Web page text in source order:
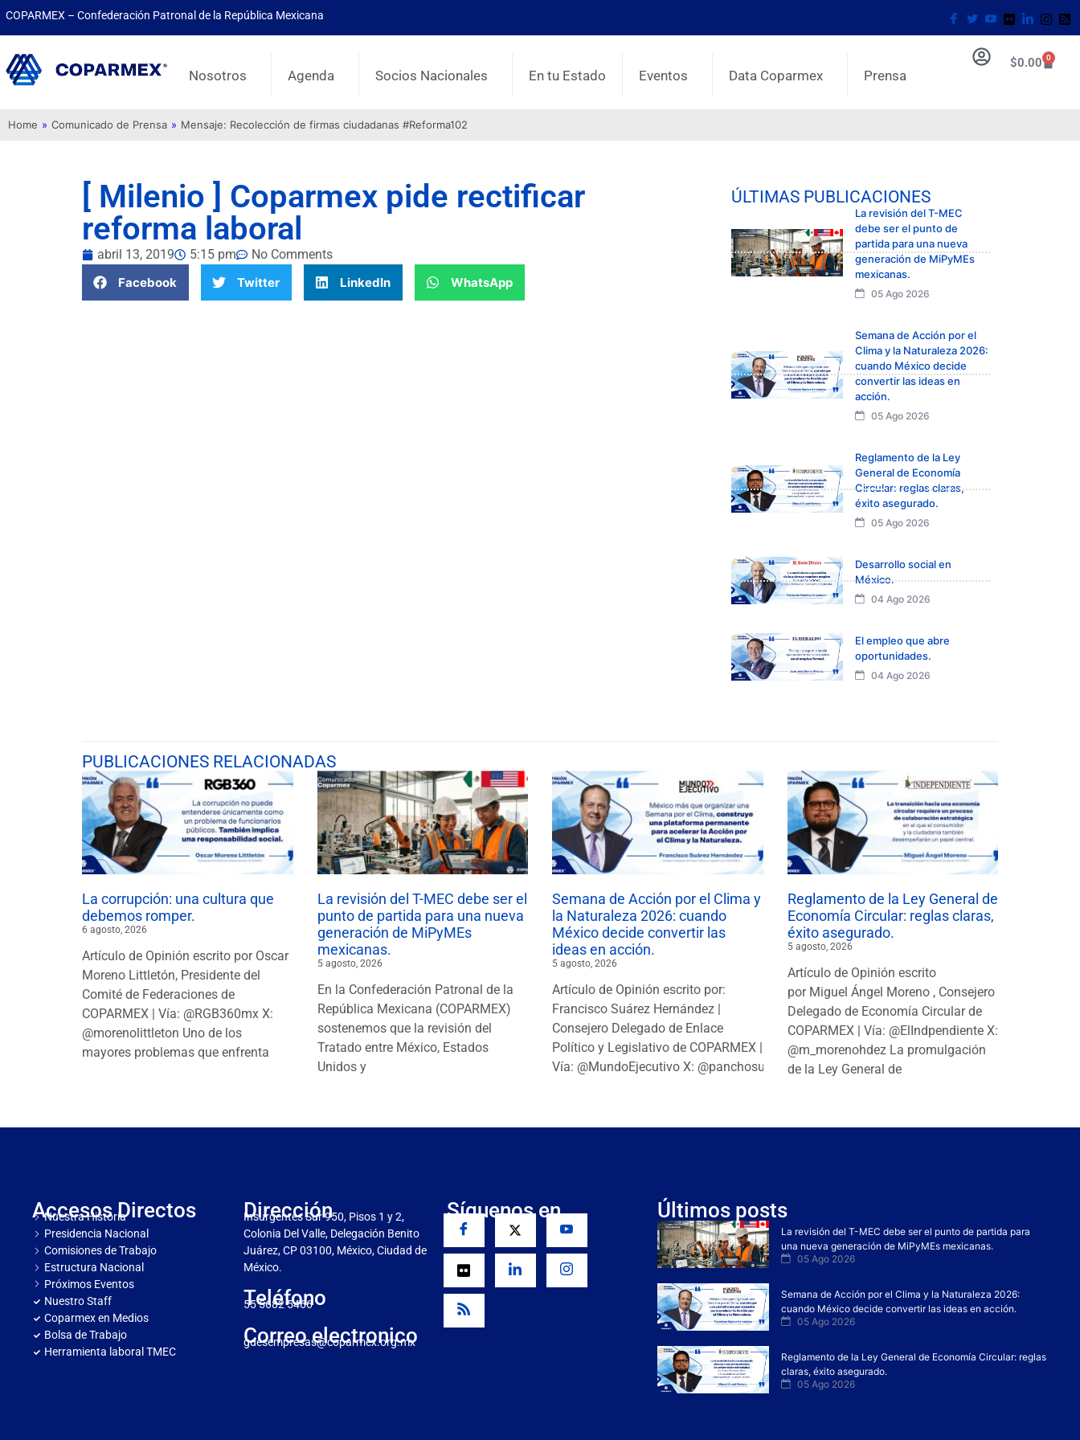
COPARMEX – Confederación Patronal de la República Mexicana
Nosotros Agenda Socios Nacionales En tu Estado Eventos Data Coparmex Prensa
$0.00 0
Home » Comunicado de Prensa » Mensaje: Recolección de firmas ciudadanas #Reforma102
[ Milenio ] Coparmex pide rectificar
reforma laboral
abril 13, 2019 5:15 pm
No Comments
Facebook
Twitter LinkedIn WhatsApp
ÚLTIMAS PUBLICACIONES
La revisión del T-MEC
debe ser el punto de
partida para una nueva
generación de MiPyMEs
mexicanas.
05 Ago 2026
Semana de Acción por el
Clima y la Naturaleza 2026:
cuando México decide
convertir las ideas en
acción.
05 Ago 2026
Reglamento de la Ley
General de Economía
Circular: reglas claras,
éxito asegurado.
05 Ago 2026
Desarrollo social en
México.
04 Ago 2026
El empleo que abre
oportunidades.
04 Ago 2026
PUBLICACIONES RELACIONADAS
La corrupción: una cultura que
debemos romper.
6 agosto, 2026
Artículo de Opinión escrito por Oscar
Moreno Littletón, Presidente del
Comité de Federaciones de
COPARMEX | Vía: @RGB360mx X:
@morenolittleton Uno de los
mayores problemas que enfrenta
La revisión del T-MEC debe ser el
punto de partida para una nueva
generación de MiPyMEs
mexicanas.
5 agosto, 2026
En la Confederación Patronal de la
República Mexicana (COPARMEX)
sostenemos que la revisión del
Tratado entre México, Estados
Unidos y
Semana de Acción por el Clima y
la Naturaleza 2026: cuando
México decide convertir las
ideas en acción.
5 agosto, 2026
Artículo de Opinión escrito por:
Francisco Suárez Hernández |
Consejero Delegado de Enlace
Político y Legislativo de COPARMEX |
Vía: @MundoEjecutivo X: @panchosuarezh
Reglamento de la Ley General de
Economía Circular: reglas claras,
éxito asegurado.
5 agosto, 2026
Artículo de Opinión escrito
por Miguel Ángel Moreno , Consejero
Delegado de Economía Circular de
COPARMEX | Vía: @ElIndpendiente X:
@m_morenohdez La promulgación
de la Ley General de
Accesos Directos
Nuestra Historia
Presidencia Nacional
Comisiones de Trabajo
Estructura Nacional
Próximos Eventos
Nuestro Staff
Coparmex en Medios
Bolsa de Trabajo
Herramienta laboral TMEC
Dirección
Insurgentes Sur 950, Pisos 1 y 2,
Colonia Del Valle, Delegación Benito
Juárez, CP 03100, México, Ciudad de
México.
Teléfono
55 5682 5466
Correo electronico
gdesempresas@coparmex.org.mx
Síguenos en Últimos posts
La revisión del T-MEC debe ser el punto de partida para
una nueva generación de MiPyMEs mexicanas.
05 Ago 2026
Semana de Acción por el Clima y la Naturaleza 2026:
cuando México decide convertir las ideas en acción.
05 Ago 2026
Reglamento de la Ley General de Economía Circular: reglas
claras, éxito asegurado.
05 Ago 2026